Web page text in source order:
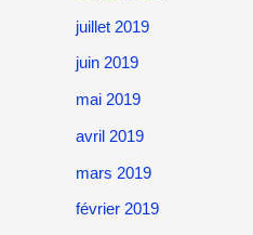
juillet 2019
juin 2019
mai 2019
avril 2019
mars 2019
février 2019